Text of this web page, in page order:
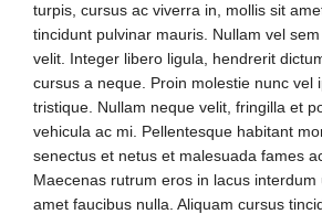
turpis, cursus ac viverra in, mollis sit
tincidunt pulvinar mauris. Nullam vel
velit. Integer libero ligula, hendrerit
cursus a neque. Proin molestie nunc vel
tristique. Nullam neque velit, fringilla et
vehicula ac mi. Pellentesque habitant
senectus et netus et malesuada fames
Maecenas rutrum eros in lacus interdum
amet faucibus nulla. Aliquam cursus